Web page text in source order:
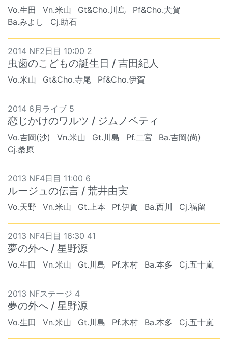
Vo.生田 Vn.米山 Gt&Cho.川島
Pf&Cho.犬賀
Ba.みよし
Cj.助石
2014 NF2日目 10:00 2
虫歯のこどもの誕生日 / 吉田紀人
Vo.米山 Gt&Cho.寺尾 Pf&Cho.伊賀
2014 6月ライブ 5
恋じかけのワルツ / ジムノペティ
Vo.吉岡(沙) Vn.米山 Gt.川島 Pf.二宮
Ba.吉岡(尚)
Cj.桑原
2013 NF4日目 11:00 6
ルージュの伝言 / 荒井由実
Vo.天野 Vn.米山 Gt.上本 Pf.伊賀 Ba.西川 Cj.福留
2013 NF4日目 16:30 41
夢の外へ / 星野源
Vo.生田 Vn.米山 Gt.川島 Pf.木村 Ba.本多 Cj.五十嵐
2013 NFステージ 4
夢の外へ / 星野源
Vo.生田 Vn.米山 Gt.川島 Pf.木村 Ba.本多 Cj.五十嵐